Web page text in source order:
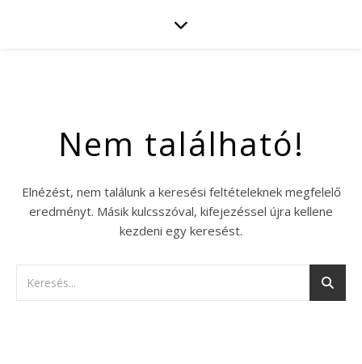
Nem található!
Elnézést, nem találunk a keresési feltételeknek megfelelő
eredményt. Másik kulcsszóval, kifejezéssel újra kellene
kezdeni egy keresést.